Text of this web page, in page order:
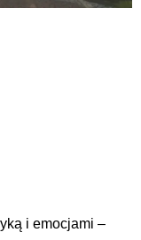
i emocjami –